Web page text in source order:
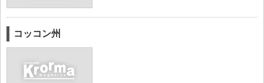
コッコン州